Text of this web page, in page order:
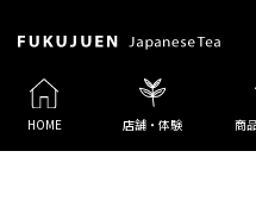
HOME 店舗・体験 商